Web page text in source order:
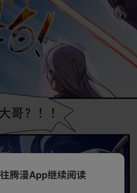
腾漫App继续阅读